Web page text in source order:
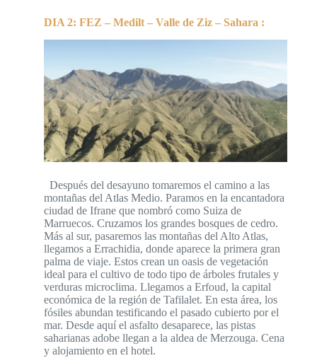
DIA 2: FEZ – Medilt – Valle de Ziz – Sahara :
Después del desayuno tomaremos el camino a las
montañas del Atlas Medio. Paramos en la encantadora
ciudad de Ifrane que nombró como Suiza de
Marruecos. Cruzamos los grandes bosques de cedro.
Más al sur, pasaremos las montañas del Alto Atlas,
llegamos a Errachidia, donde aparece la primera gran
palma de viaje. Estos crean un oasis de vegetación
ideal para el cultivo de todo tipo de árboles frutales y
verduras microclima. Llegamos a Erfoud, la capital
económica de la región de Tafilalet. En esta área, los
fósiles abundan testificando el pasado cubierto por el
mar. Desde aquí el asfalto desaparece, las pistas
saharianas adobe llegan a la aldea de Merzouga. Cena
y alojamiento en el hotel.